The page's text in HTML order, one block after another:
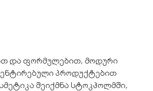
და ფორმულებით, მოდური
პროდუქტებით
შეიქმნა სტოკჰოლმში,